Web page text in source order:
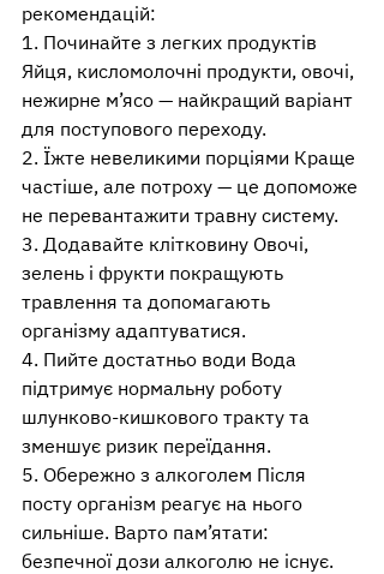
рекомендацій:
1. Починайте з легких продуктів
Яйця, кисломолочні продукти, овочі,
нежирне м’ясо — найкращий варіант
для поступового переходу.
2. Їжте невеликими порціями Краще
частіше, але потроху — це допоможе
не перевантажити травну систему.
3. Додавайте клітковину Овочі,
зелень і фрукти покращують
травлення та допомагають
організму адаптуватися.
4. Пийте достатньо води Вода
підтримує нормальну роботу
шлунково-кишкового тракту та
зменшує ризик переїдання.
5. Обережно з алкоголем Після
посту організм реагує на нього
сильніше. Варто пам’ятати:
безпечної дози алкоголю не існує.